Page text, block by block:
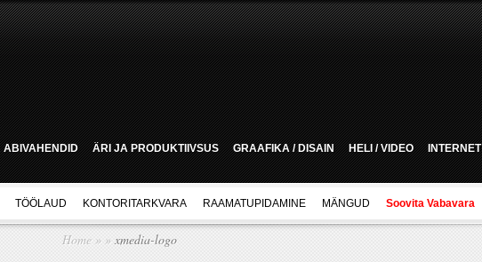
ABIVAHENDID ÄRI JA PRODUKTIIVSUS GRAAFIKA / DISAIN HELI / VIDEO INTERNET
TÖÖLAUD KONTORITARKVARA RAAMATUPIDAMINE MÄNGUD Soovita Vabavara
Home » » xmedia-logo